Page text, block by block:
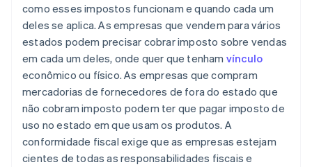
como esses impostos funcionam e quando cada um
deles se aplica. As empresas que vendem para vários
estados podem precisar cobrar imposto sobre vendas
em cada um deles, onde quer que tenham vínculo
econômico ou físico. As empresas que compram
mercadorias de fornecedores de fora do estado que
não cobram imposto podem ter que pagar imposto de
uso no estado em que usam os produtos. A
conformidade fiscal exige que as empresas estejam
cientes de todas as responsabilidades fiscais e